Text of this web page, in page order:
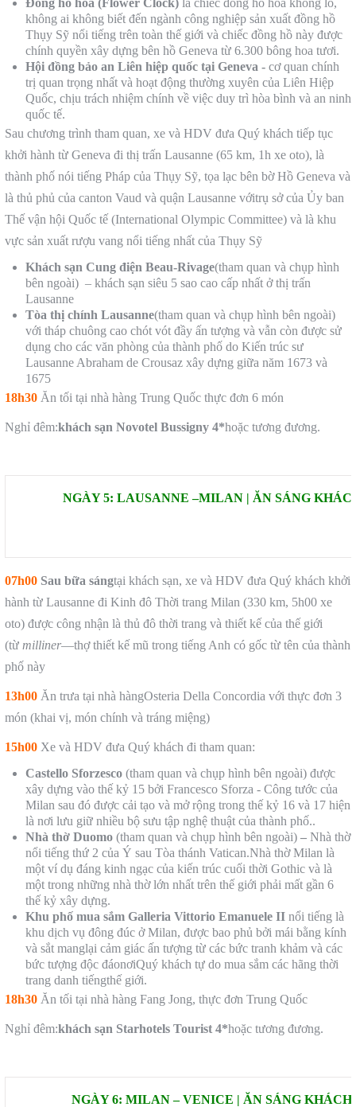
Đồng hồ hoa (Flower Clock) là chiếc đồng hồ hoa khổng lồ,
không ai không biết đến ngành công nghiệp sản xuất đồng hồ
Thụy Sỹ nổi tiếng trên toàn thế giới và chiếc đồng hồ này được
chính quyền xây dựng bên hồ Geneva từ 6.300 bông hoa tươi.
Hội đồng bảo an Liên hiệp quốc tại Geneva - cơ quan chính
trị quan trọng nhất và hoạt động thường xuyên của Liên Hiệp
Quốc, chịu trách nhiệm chính về việc duy trì hòa bình và an ninh
quốc tế.
Sau chương trình tham quan, xe và HDV đưa Quý khách tiếp tục
khởi hành từ Geneva đi thị trấn Lausanne (65 km, 1h xe oto), là
thành phố nói tiếng Pháp của Thụy Sỹ, tọa lạc bên bờ Hồ Geneva và
là thủ phủ của canton Vaud và quận Lausanne vớitrụ sở của Ủy ban
Thế vận hội Quốc tế (International Olympic Committee) và là khu
vực sản xuất rượu vang nổi tiếng nhất của Thụy Sỹ
Khách sạn Cung điện Beau-Rivage(tham quan và chụp hình
bên ngoài) – khách sạn siêu 5 sao cao cấp nhất ở thị trấn
Lausanne
Tòa thị chính Lausanne(tham quan và chụp hình bên ngoài)
với tháp chuông cao chót vót đầy ấn tượng và vẫn còn được sử
dụng cho các văn phòng của thành phố do Kiến trúc sư
Lausanne Abraham de Crousaz xây dựng giữa năm 1673 và
1675
18h30 Ăn tối tại nhà hàng Trung Quốc thực đơn 6 món
Nghỉ đêm:khách sạn Novotel Bussigny 4*hoặc tương đương.
NGÀY 5: LAUSANNE –MILAN | ĂN SÁNG
07h00 Sau bữa sángtại khách sạn, xe và HDV đưa Quý khách khởi
hành từ Lausanne đi Kinh đô Thời trang Milan (330 km, 5h00 xe
oto) được công nhận là thủ đô thời trang và thiết kế của thế giới
(từ milliner—thợ thiết kế mũ trong tiếng Anh có gốc từ tên của thành
phố này
13h00 Ăn trưa tại nhà hàngOsteria Della Concordia với thực đơn 3
món (khai vị, món chính và tráng miệng)
15h00 Xe và HDV đưa Quý khách đi tham quan:
Castello Sforzesco (tham quan và chụp hình bên ngoài) được
xây dựng vào thế kỷ 15 bởi Francesco Sforza - Công tước của
Milan sau đó được cải tạo và mở rộng trong thế kỷ 16 và 17 hiện
là nơi lưu giữ nhiều bộ sưu tập nghệ thuật của thành phố..
Nhà thờ Duomo (tham quan và chụp hình bên ngoài) – Nhà thờ
nổi tiếng thứ 2 của Ý sau Tòa thánh Vatican.Nhà thờ Milan là
một ví dụ đáng kinh ngạc của kiến trúc cuối thời Gothic và là
một trong những nhà thờ lớn nhất trên thế giới phải mất gần 6
thế kỷ xây dựng.
Khu phố mua sắm Galleria Vittorio Emanuele II nổi tiếng là
khu dịch vụ đông đúc ở Milan, được bao phủ bởi mái bằng kính
và sắt manglại cảm giác ấn tượng từ các bức tranh khảm và các
bức tượng độc đáonơiQuý khách tự do mua sắm các hãng thời
trang danh tiếngthế giới.
18h30 Ăn tối tại nhà hàng Fang Jong, thực đơn Trung Quốc
Nghỉ đêm:khách sạn Starhotels Tourist 4*hoặc tương đương.
NGÀY 6: MILAN – VENICE | ĂN SÁNG